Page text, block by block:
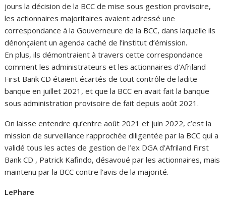
jours la décision de la BCC de mise sous gestion provisoire,
les actionnaires majoritaires avaient adressé une
correspondance à la Gouverneure de la BCC, dans laquelle ils
dénonçaient un agenda caché de l’institut d’émission.
En plus, ils démontraient à travers cette correspondance
comment les administrateurs et les actionnaires d’Afriland
First Bank CD étaient écartés de tout contrôle de ladite
banque en juillet 2021, et que la BCC en avait fait la banque
sous administration provisoire de fait depuis août 2021.
On laisse entendre qu’entre août 2021 et juin 2022, c’est la
mission de surveillance rapprochée diligentée par la BCC qui a
validé tous les actes de gestion de l’ex DGA d’Afriland First
Bank CD , Patrick Kafindo, désavoué par les actionnaires, mais
maintenu par la BCC contre l’avis de la majorité.
LePhare